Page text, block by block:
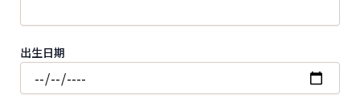
出生日期